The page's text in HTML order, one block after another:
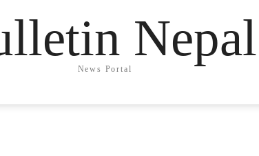
Nepal
News Portal